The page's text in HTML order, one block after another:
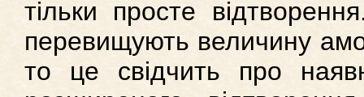
тільки просте
перевищують величину
то це свідчить про